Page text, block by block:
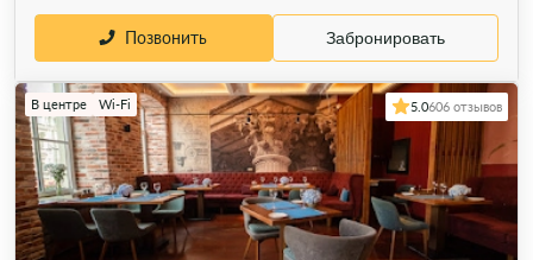
Позвонить Забронировать
В центре Wi-Fi 5.0606 отзывов